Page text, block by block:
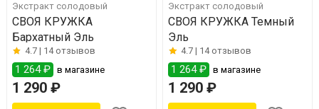
Экстракт солодовый
СВОЯ КРУЖКА
Бархатный Эль
4.7 | 14 отзывов
1 264 ₽ в магазине
1 290 ₽
Экстракт солодовый
СВОЯ КРУЖКА Темный
Эль
4.7 | 14 отзывов
1 264 ₽ в магазине
1 290 ₽